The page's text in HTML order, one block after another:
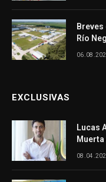
Río
EXCLUSIVAS
Lucas